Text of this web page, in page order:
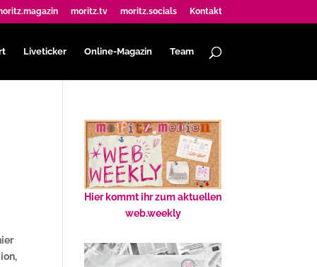
moritz.tv moritz.socials Kontakt
Liveticker Online-Magazin Team
Hier kommt ihr zum aktuellen
web.weekly